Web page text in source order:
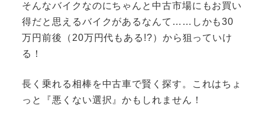
そんなバイクなのにちゃんと中古市場にもお買い
得だと思えるバイクがあるなんて……しかも30
万円前後（20万円代もある!?）から狙っていけ
る！
長く乗れる相棒を中古車で賢く探す。これはちょ
っと『悪くない選択』かもしれません！